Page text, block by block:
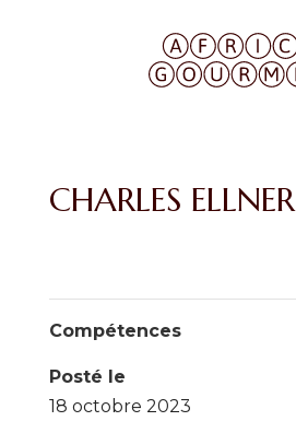
CHARLES ELLNER
Compétences
Posté le
18 octobre 2023